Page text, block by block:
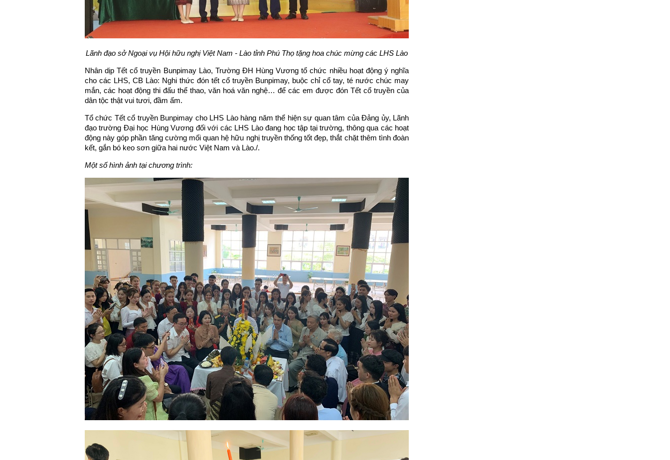
Lãnh đạo sở Ngoại vụ Hội hữu nghị Việt Nam - Lào tỉnh Phú Thọ tặng hoa chúc mừng các LHS Lào
Nhân dịp Tết cổ truyền Bunpimay Lào, Trường ĐH Hùng Vương tổ chức nhiều hoạt động ý nghĩa
cho các LHS, CB Lào: Nghi thức đón tết cổ truyền Bunpimay, buộc chỉ cổ tay, té nước chúc may
mắn, các hoạt động thi đấu thể thao, văn hoá văn nghệ… để các em được đón Tết cổ truyền của
dân tộc thật vui tươi, đầm ấm.
Tổ chức Tết cổ truyền Bunpimay cho LHS Lào hàng năm thể hiện sự quan tâm của Đảng ủy, Lãnh
đạo trường Đại học Hùng Vương đối với các LHS Lào đang học tập tại trường, thông qua các hoạt
động này góp phần tăng cường mối quan hệ hữu nghị truyền thống tốt đẹp, thắt chặt thêm tình đoàn
kết, gắn bó keo sơn giữa hai nước Việt Nam và Lào./.
Một số hình ảnh tại chương trình: